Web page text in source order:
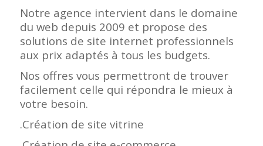
Notre agence intervient dans le domaine
du web depuis 2009 et propose des
solutions de site internet professionnels
aux prix adaptés à tous les budgets.
Nos offres vous permettront de trouver
facilement celle qui répondra le mieux à
votre besoin.
.Création de site vitrine